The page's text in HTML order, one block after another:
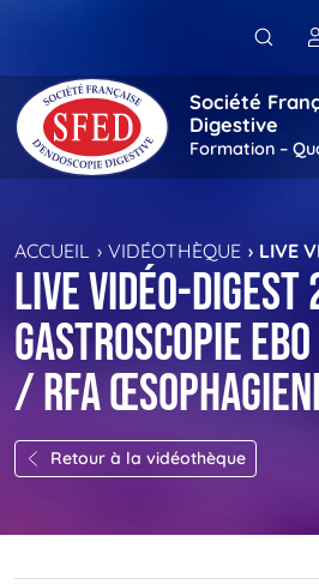
Société
Digestive
Formation –
ACCUEIL VIDÉOTHÈQUE LIVE
Live Vidéo-Digest
Gastroscopie
/ RFA
Retour à la vidéothèque